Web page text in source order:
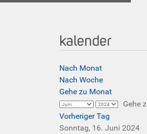
kalender
Nach Monat
Nach Woche
Gehe zu Monat
Gehe
Vorheriger Tag
Sonntag, 16. Juni 2024